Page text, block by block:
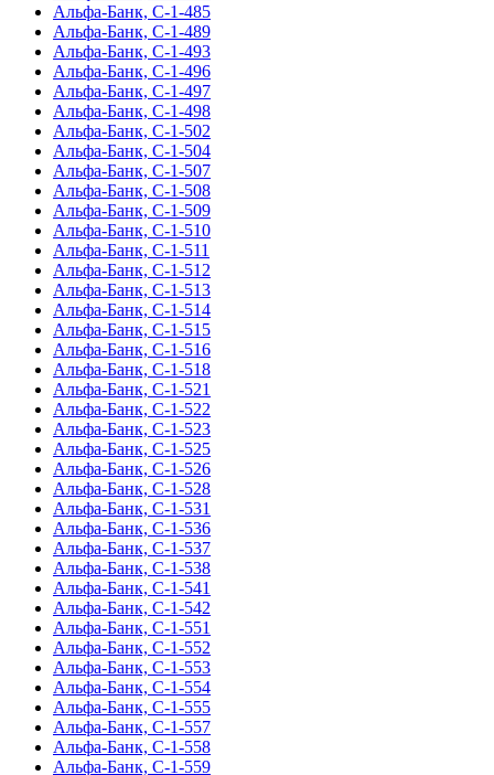
Альфа-Банк, С-1-485
Альфа-Банк, С-1-489
Альфа-Банк, С-1-493
Альфа-Банк, С-1-496
Альфа-Банк, С-1-497
Альфа-Банк, С-1-498
Альфа-Банк, С-1-502
Альфа-Банк, С-1-504
Альфа-Банк, С-1-507
Альфа-Банк, С-1-508
Альфа-Банк, С-1-509
Альфа-Банк, С-1-510
Альфа-Банк, С-1-511
Альфа-Банк, С-1-512
Альфа-Банк, С-1-513
Альфа-Банк, С-1-514
Альфа-Банк, С-1-515
Альфа-Банк, С-1-516
Альфа-Банк, С-1-518
Альфа-Банк, С-1-521
Альфа-Банк, С-1-522
Альфа-Банк, С-1-523
Альфа-Банк, С-1-525
Альфа-Банк, С-1-526
Альфа-Банк, С-1-528
Альфа-Банк, С-1-531
Альфа-Банк, С-1-536
Альфа-Банк, С-1-537
Альфа-Банк, С-1-538
Альфа-Банк, С-1-541
Альфа-Банк, С-1-542
Альфа-Банк, С-1-551
Альфа-Банк, С-1-552
Альфа-Банк, С-1-553
Альфа-Банк, С-1-554
Альфа-Банк, С-1-555
Альфа-Банк, С-1-557
Альфа-Банк, С-1-558
Альфа-Банк, С-1-559